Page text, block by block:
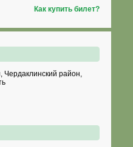
Как купить билет?
район,